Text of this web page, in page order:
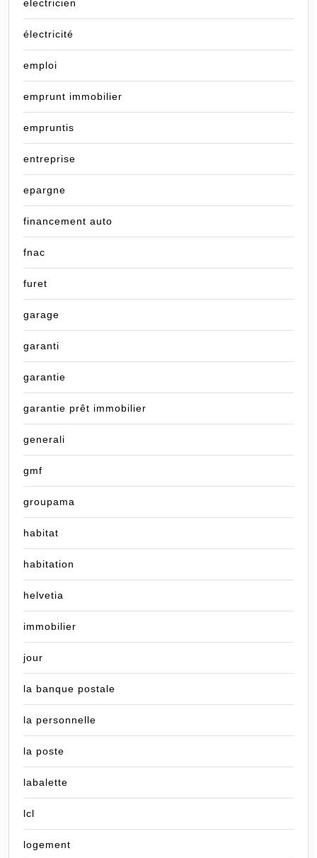
electricien
électricité
emploi
emprunt immobilier
empruntis
entreprise
epargne
financement auto
fnac
furet
garage
garanti
garantie
garantie prêt immobilier
generali
gmf
groupama
habitat
habitation
helvetia
immobilier
jour
la banque postale
la personnelle
la poste
labalette
lcl
logement